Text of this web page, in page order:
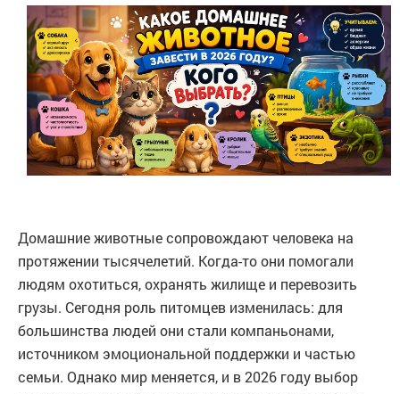
Домашние животные сопровождают человека на
протяжении тысячелетий. Когда-то они помогали
людям охотиться, охранять жилище и перевозить
грузы. Сегодня роль питомцев изменилась: для
большинства людей они стали компаньонами,
источником эмоциональной поддержки и частью
семьи. Однако мир меняется, и в 2026 году выбор